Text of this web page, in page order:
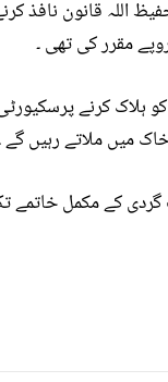
اللہ قانون نافذ
مقرر کی تھی ۔
ہلاک کرنے
میں ملاتے رہیں گے
گردی کے مکمل